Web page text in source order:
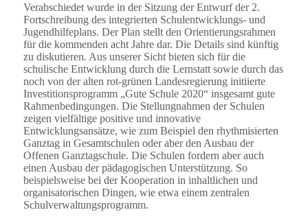
Verabschiedet wurde in der Sitzung der Entwurf der 2.
Fortschreibung des integrierten Schulentwicklungs- und
Jugendhilfeplans. Der Plan stellt den Orientierungsrahmen
für die kommenden acht Jahre dar. Die Details sind künftig
zu diskutieren. Aus unserer Sicht bieten sich für die
schulische Entwicklung durch die Lernstatt sowie durch das
noch von der alten rot-grünen Landesregierung initiierte
Investitionsprogramm „Gute Schule 2020“ insgesamt gute
Rahmenbedingungen. Die Stellungnahmen der Schulen
zeigen vielfältige positive und innovative
Entwicklungsansätze, wie zum Beispiel den rhythmisierten
Ganztag in Gesamtschulen oder aber den Ausbau der
Offenen Ganztagschule. Die Schulen fordern aber auch
einen Ausbau der pädagogischen Unterstützung. So
beispielsweise bei der Kooperation in inhaltlichen und
organisatorischen Dingen, wie etwa einem zentralen
Schulverwaltungsprogramm.